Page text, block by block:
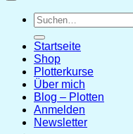
Suchen
nach:
Startseite
Shop
Plotterkurse
Über mich
Blog – Plotten
Anmelden
Newsletter